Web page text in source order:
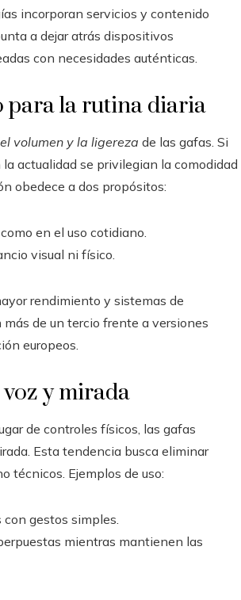
incorporan servicios y contenido
a dejar atrás dispositivos
con necesidades auténticas.
para la rutina diaria
volumen y la ligereza de las gafas. Si
actualidad se privilegian la comodidad
obedece a dos propósitos:
en el uso cotidiano.
visual ni físico.
rendimiento y sistemas de
de un tercio frente a versiones
europeos.
y mirada
de controles físicos, las gafas
Esta tendencia busca eliminar
técnicos. Ejemplos de uso:
gestos simples.
mientras mantienen las